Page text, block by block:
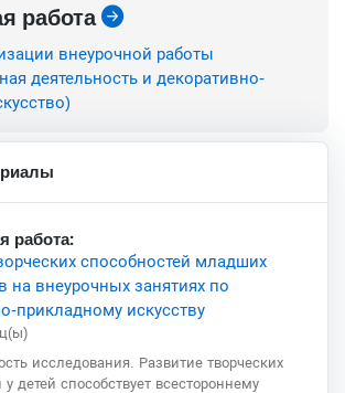
работа
внеурочной работы
деятельность и декоративно-
работа:
способностей младших
на внеурочных занятиях по
прикладному искусству
исследования. Развитие творческих
у детей способствует всестороннему